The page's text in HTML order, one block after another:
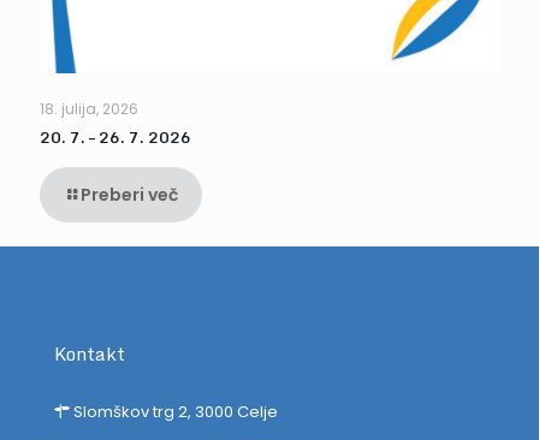
18. julija, 2026
20. 7. – 26. 7. 2026
Preberi več
Kontakt
Slomškov trg 2, 3000 Celje